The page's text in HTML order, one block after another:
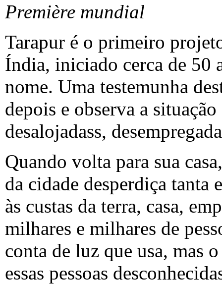
Première mundial
Tarapur é o primeiro
Índia, iniciado cerca de 50
nome. Uma testemunha
depois e observa a
desalojadass,
Quando volta para sua
da cidade desperdiça tanta
às custas da terra, casa,
milhares e milhares de
conta de luz que usa, mas
essas pessoas